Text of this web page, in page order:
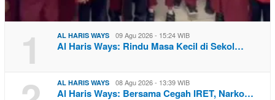
1 AL HARIS WAYS 09 Agu 2026 - 15:24 WIB
Al Haris Ways: Rindu Masa Kecil di Sekol…
AL HARIS WAYS 08 Agu 2026 - 13:39 WIB
Al Haris Ways: Bersama Cegah IRET, Narko…